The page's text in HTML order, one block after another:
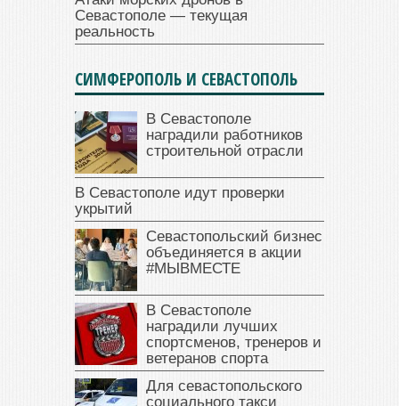
Севастополе — текущая
реальность
СИМФЕРОПОЛЬ И СЕВАСТОПОЛЬ
В Севастополе
наградили работников
строительной отрасли
В Севастополе идут проверки
укрытий
Севастопольский бизнес
объединяется в акции
#МЫВМЕСТЕ
В Севастополе
наградили лучших
спортсменов, тренеров и
ветеранов спорта
Для севастопольского
социального такси